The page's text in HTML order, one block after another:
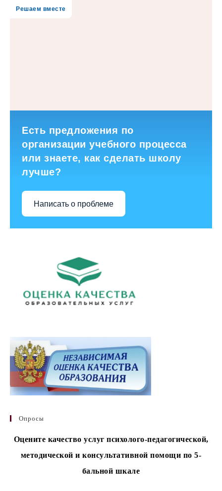
Решаем вместе
Есть предложения по
организации учебного процесса
или знаете, как сделать школу
лучше?
Написать о проблеме
Опросы
Оцените качество услуг психолого-педагогической,
методической и консультативной помощи по 5-
бальной шкале